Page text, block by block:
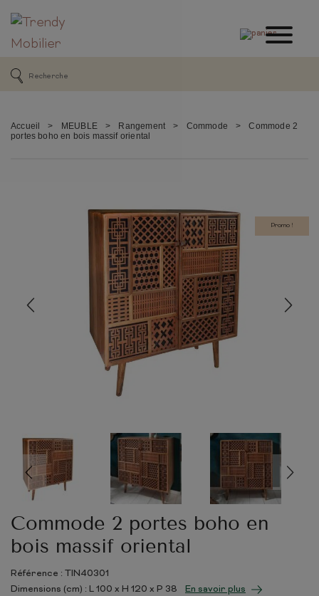
Accueil > MEUBLE > Rangement > Commode >
Commode 2
portes boho en bois massif oriental
Promo !
Commode 2 portes boho en
bois massif oriental
Référence : TIN40301
Dimensions (cm) : L100 x H 120 x P 38 En savoir plus